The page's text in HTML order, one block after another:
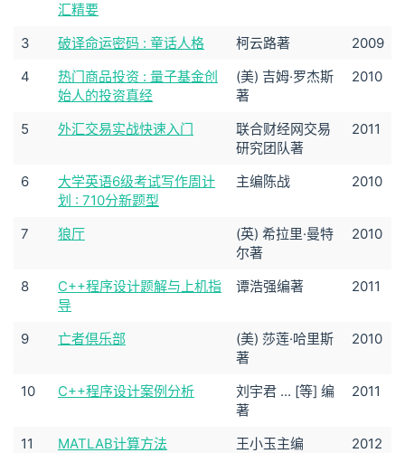
汇精要
3 破译命运密码 : 童话人格 柯云路著
2009
4
热门商品投资 : 量子基金创
始人的投资真经
(美) 吉姆·罗杰斯
著
2010
5 外汇交易实战快速入门
联合财经网交易
研究团队著
2011
6
大学英语6级考试写作周计
划 : 710分新题型
主编陈战 2010
7 狼厅
(英) 希拉里·曼特
尔著
2010
8
C++程序设计题解与上机指
导
谭浩强编著 2011
9 亡者倶乐部
(美) 莎莲·哈里斯
著
2010
10 C++程序设计案例分析
刘宇君 ... [等] 编
著
2011
11 MATLAB计算方法 王小玉主编
2012